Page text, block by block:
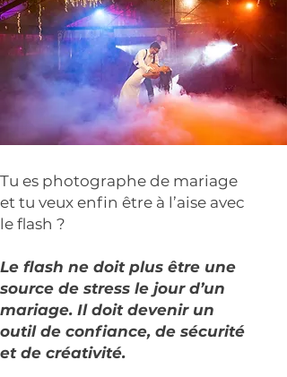
Tu es photographe de mariage
et tu veux enfin être à l’aise avec
le flash ?
Le flash ne doit plus être une
source de stress le jour d’un
mariage. Il doit devenir un
outil de confiance, de sécurité
et de créativité.